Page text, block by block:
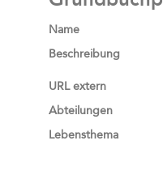
Name
Beschreibung
URL extern
Abteilungen
Lebensthema